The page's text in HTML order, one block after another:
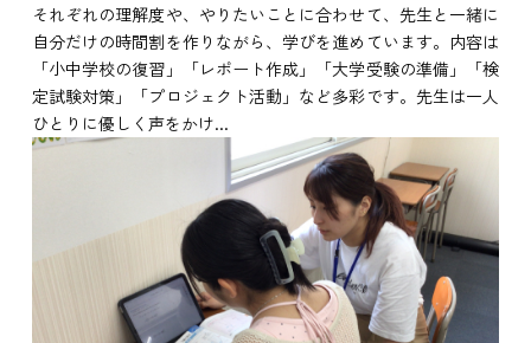
それぞれの理解度や、やりたいことに合わせて、先生と一緒に
自分だけの時間割を作りながら、学びを進めています。内容は
「小中学校の復習」「レポート作成」「大学受験の準備」「検
定試験対策」「プロジェクト活動」など多彩です。先生は一人
ひとりに優しく声をかけ...